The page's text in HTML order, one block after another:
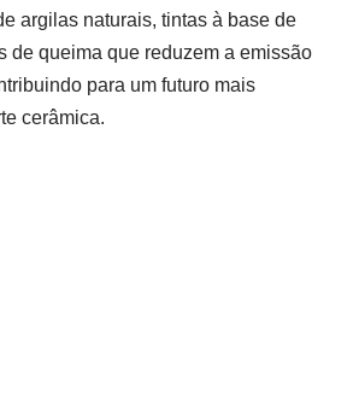
argilas naturais, tintas à base de
de queima que reduzem a emissão
para um futuro mais
cerâmica.